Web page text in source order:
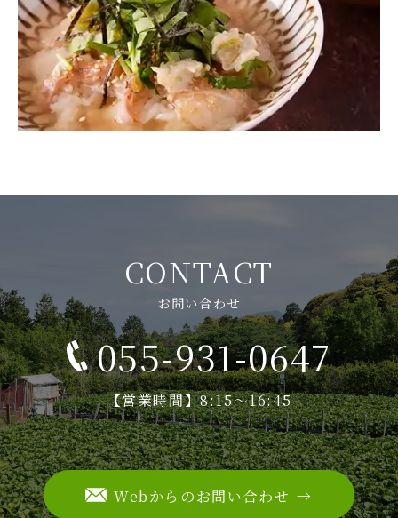
CONTACT
お問い合わせ
055-931-0647
【営業時間】8:15～16:45
Webからのお問い合わせ